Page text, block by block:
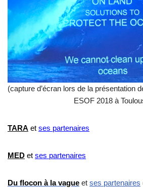
(capture d’écran lors de la présentation
ESOF 2018 à
TARA et ses partenaires
MED et ses partenaires
Du flocon à la vague et ses partenaires